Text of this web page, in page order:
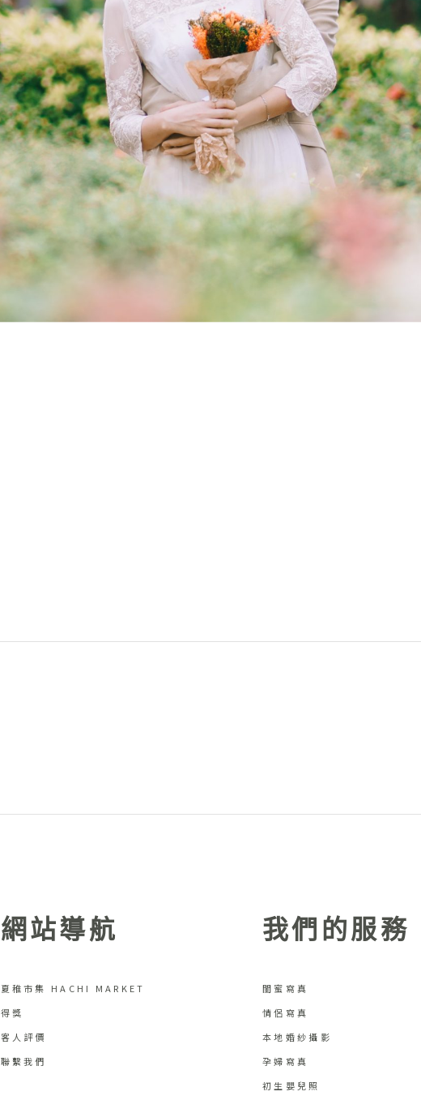
網站導航
夏稚市集 HACHI MARKET
得獎
客人評價
聯繫我們
我們的服務
閨蜜寫真
情侶寫真
本地婚紗攝影
孕婦寫真
初生嬰兒照